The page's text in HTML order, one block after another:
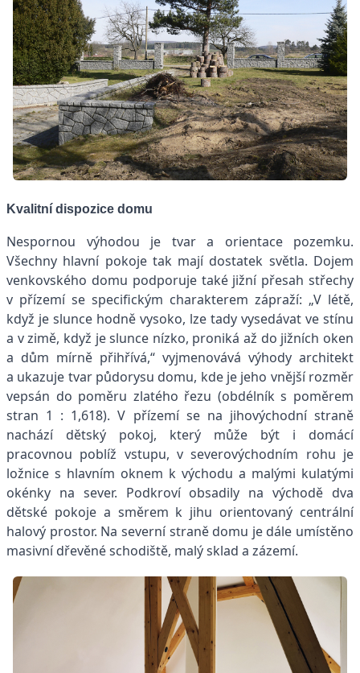
Kvalitní dispozice domu
Nespornou výhodou je tvar a orientace pozemku.
Všechny hlavní pokoje tak mají dostatek světla. Dojem
venkovského domu podporuje také jižní přesah střechy
v přízemí se specifickým charakterem zápraží: „V létě,
když je slunce hodně vysoko, lze tady vysedávat ve stínu
a v zimě, když je slunce nízko, proniká až do jižních oken
a dům mírně přihřívá,“ vyjmenovává výhody architekt
a ukazuje tvar půdorysu domu, kde je jeho vnější rozměr
vepsán do poměru zlatého řezu (obdélník s poměrem
stran 1 : 1,618). V přízemí se na jihovýchodní straně
nachází dětský pokoj, který může být i domácí
pracovnou poblíž vstupu, v severovýchodním rohu je
ložnice s hlavním oknem k východu a malými kulatými
okénky na sever. Podkroví obsadily na východě dva
dětské pokoje a směrem k jihu orientovaný centrální
halový prostor. Na severní straně domu je dále umístěno
masivní dřevěné schodiště, malý sklad a zázemí.